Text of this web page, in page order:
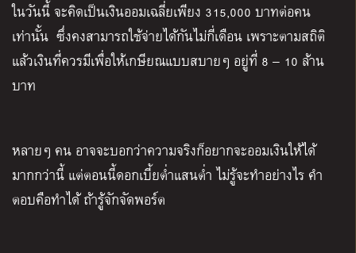
ในวันนี้ จะคิดเป็นเงินออมเฉลี่ยเพียง 315,000 บาทต่อคน
เท่านั้น ซึ่งคงสามารถใช้จ่ายได้กันไม่กี่เดือน เพราะตามสถิติ
แล้วเงินที่ควรมีเพื่อให้เกษียณแบบสบายๆ อยู่ที่ 8 – 10 ล้าน
บาท
หลายๆ คน อาจจะบอกว่าความจริงก็อยากจะออมเงินให้ได้
มากกว่านี้ แต่ตอนนี้ดอกเบี้ยต่ำแสนต่ำ ไม่รู้จะทำอย่างไร คำ
ตอบคือทำได้ ถ้ารู้จักจัดพอร์ต